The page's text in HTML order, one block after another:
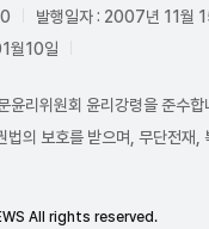
발행일자 : 2007년 11월
월10일
윤리위원회 윤리강령을 준수
법의 보호를 받으며, 무단전재,
All rights reserved.